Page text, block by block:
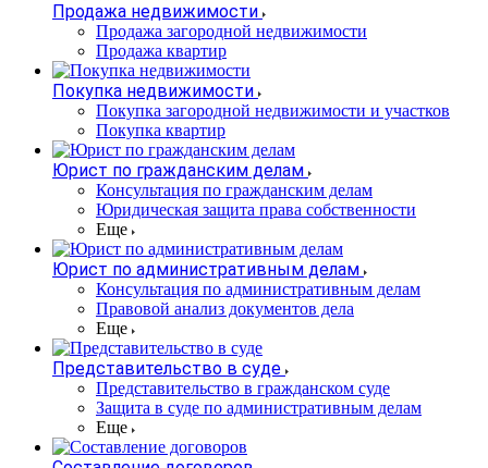
Продажа недвижимости
Продажа загородной недвижимости
Продажа квартир
Покупка недвижимости
Покупка загородной недвижимости и участков
Покупка квартир
Юрист по гражданским делам
Консультация по гражданским делам
Юридическая защита права собственности
Еще
Юрист по административным делам
Консультация по административным делам
Правовой анализ документов дела
Еще
Представительство в суде
Представительство в гражданском суде
Защита в суде по административным делам
Еще